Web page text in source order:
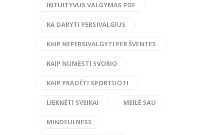
INTUITYVUS VALGYMAS PDF
KA DARYTI PERSIVALGIUS
KAIP NEPERSIVALGYTI PER ŠVENTES
KAIP NUMESTI SVORIO
KAIP PRADĖTI SPORTUOTI
LIEKNĖTI SVEIKAI MEILĖ SAU
MINDFULNESS